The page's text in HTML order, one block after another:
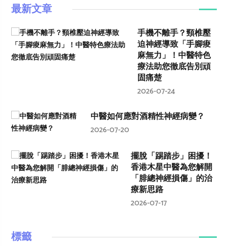
最新文章
手機不離手？頸椎壓
迫神經導致「手腳痠
麻無力」！中醫特色
療法助您徹底告別頑
固痛楚
2026-07-24
中醫如何應對酒精性神經病變？
2026-07-20
擺脫「踢踏步」困擾！
香港木星中醫為您解開
「腓總神經損傷」的治
療新思路
2026-07-17
標籤